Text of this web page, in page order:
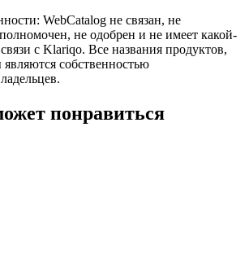
WebCatalog не связан, не
не одобрен и не имеет какой-
с Klariqo. Все названия продуктов,
собственностью
понравиться